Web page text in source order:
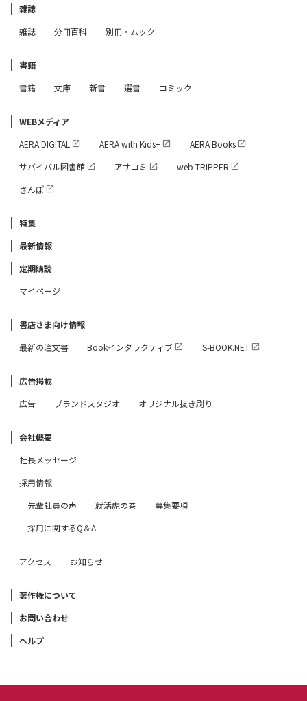
雑誌
雑誌
分冊百科 別冊・ムック
書籍
書籍
文庫 新書 選書 コミック
WEBメディア
AERA DIGITAL
AERA with Kids+
AERA Books
サバイバル図書館
アサコミ
web TRIPPER
さんぽ
特集
最新情報
定期購読
マイページ
書店さま向け情報
最新の注文書
Bookインタラクティブ S-BOOK.NET
広告掲載
広告
ブランドスタジオ オリジナル抜き刷り
会社概要
社長メッセージ
採用情報
先輩社員の声
就活虎の巻
募集要項
採用に関するQ＆A
アクセス お知らせ
著作権について
お問い合わせ
ヘルプ